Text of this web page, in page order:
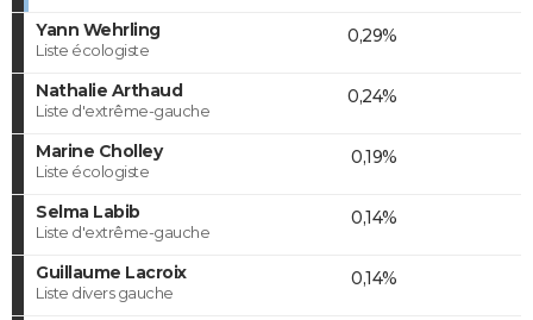
Yann Wehrling
Liste écologiste
0,29%
Nathalie Arthaud
Liste d'extrême-gauche
0,24%
Marine Cholley
Liste écologiste
0,19%
Selma Labib
Liste d'extrême-gauche
0,14%
Guillaume Lacroix
Liste divers gauche
0,14%